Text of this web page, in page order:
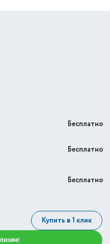
Бесплатно
Бесплатно
Бесплатно
Купить в 1 клик